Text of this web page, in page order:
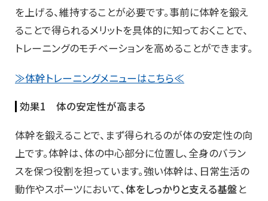
を上げる、維持することが必要です。事前に体幹を鍛え
ることで得られるメリットを具体的に知っておくことで、
トレーニングのモチベーションを高めることができます。
≫体幹トレーニングメニューはこちら≪
効果1 体の安定性が高まる
体幹を鍛えることで、まず得られるのが体の安定性の向
上です。体幹は、体の中心部分に位置し、全身のバラン
スを保つ役割を担っています。強い体幹は、日常生活の
動作やスポーツにおいて、体をしっかりと支える基盤と